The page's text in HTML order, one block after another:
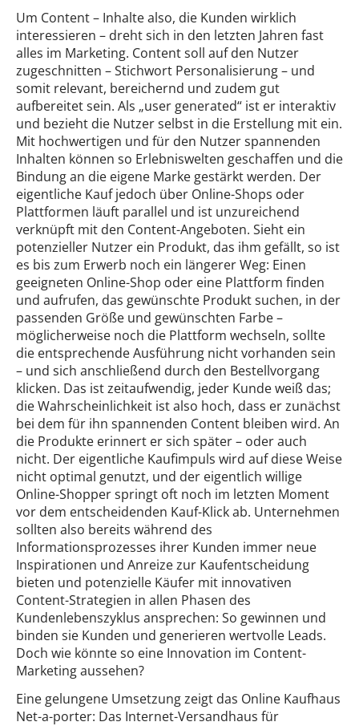
Um Content – Inhalte also, die Kunden wirklich
interessieren – dreht sich in den letzten Jahren fast
alles im Marketing. Content soll auf den Nutzer
zugeschnitten – Stichwort Personalisierung – und
somit relevant, bereichernd und zudem gut
aufbereitet sein. Als „user generated“ ist er interaktiv
und bezieht die Nutzer selbst in die Erstellung mit ein.
Mit hochwertigen und für den Nutzer spannenden
Inhalten können so Erlebniswelten geschaffen und die
Bindung an die eigene Marke gestärkt werden. Der
eigentliche Kauf jedoch über Online-Shops oder
Plattformen läuft parallel und ist unzureichend
verknüpft mit den Content-Angeboten. Sieht ein
potenzieller Nutzer ein Produkt, das ihm gefällt, so ist
es bis zum Erwerb noch ein längerer Weg: Einen
geeigneten Online-Shop oder eine Plattform finden
und aufrufen, das gewünschte Produkt suchen, in der
passenden Größe und gewünschten Farbe –
möglicherweise noch die Plattform wechseln, sollte
die entsprechende Ausführung nicht vorhanden sein
– und sich anschließend durch den Bestellvorgang
klicken. Das ist zeitaufwendig, jeder Kunde weiß das;
die Wahrscheinlichkeit ist also hoch, dass er zunächst
bei dem für ihn spannenden Content bleiben wird. An
die Produkte erinnert er sich später – oder auch
nicht. Der eigentliche Kaufimpuls wird auf diese Weise
nicht optimal genutzt, und der eigentlich willige
Online-Shopper springt oft noch im letzten Moment
vor dem entscheidenden Kauf-Klick ab. Unternehmen
sollten also bereits während des
Informationsprozesses ihrer Kunden immer neue
Inspirationen und Anreize zur Kaufentscheidung
bieten und potenzielle Käufer mit innovativen
Content-Strategien in allen Phasen des
Kundenlebenszyklus ansprechen: So gewinnen und
binden sie Kunden und generieren wertvolle Leads.
Doch wie könnte so eine Innovation im Content-
Marketing aussehen?
Eine gelungene Umsetzung zeigt das Online Kaufhaus
Net-a-porter: Das Internet-Versandhaus für